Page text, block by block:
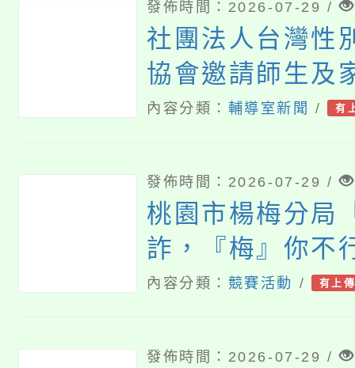
發佈時間：2026-07-29 /
社團法人台灣性
協會邀請師生及
「幸符製造所：
歡迎參觀。
內容分類： 輔導室新聞 / 有
發佈時間：2026-07-29 /
桃園市楊梅分局
詐，『梅』你不
罪宣導活動暨定
內容分類： 競賽活動 / 有上
發佈時間：2026-07-29 /